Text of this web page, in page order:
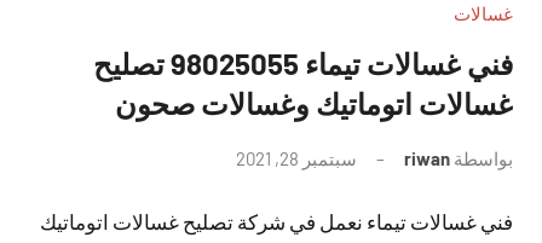
غسالات
فني غسالات تيماء 98025055 تصليح
غسالات اتوماتيك وغسالات صحون
بواسطة riwan سبتمبر 28, 2021
تعليقات
فني غسالات تيماء نعمل في شركة تصليح غسالات اتوماتيك